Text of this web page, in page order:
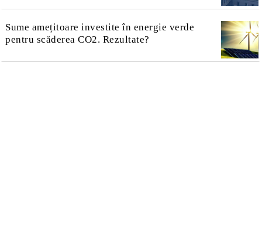
Sume amețitoare investite în energie verde
pentru scăderea CO2. Rezultate?